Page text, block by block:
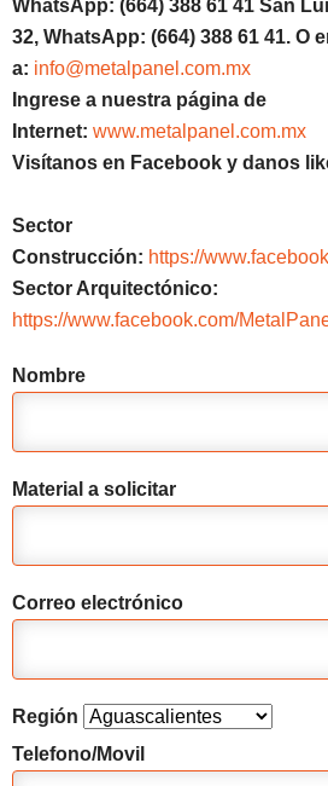
WhatsApp: (664) 388 61 41 San
32, WhatsApp: (664) 388 61 41. O
a: info@metalpanel.com.mx
Ingrese a nuestra página de
Internet: www.metalpanel.com.mx
Visítanos en Facebook y danos
Sector
Construcción: https://
Sector Arquitectónico:
https://www.facebook.com/
Nombre
Material a solicitar
Correo electrónico
Región
Telefono/Movil